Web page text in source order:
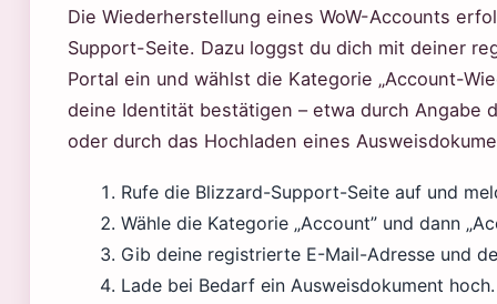
Die Wiederherstellung eines WoW-Accounts
Support-Seite. Dazu loggst du dich mit deiner
Portal ein und wählst die Kategorie „Account-
deine Identität bestätigen – etwa durch Angabe
oder durch das Hochladen eines
Rufe die Blizzard-Support-Seite auf und
Wähle die Kategorie „Account” und dann
Gib deine registrierte E-Mail-Adresse und
Lade bei Bedarf ein Ausweisdokument hoch.